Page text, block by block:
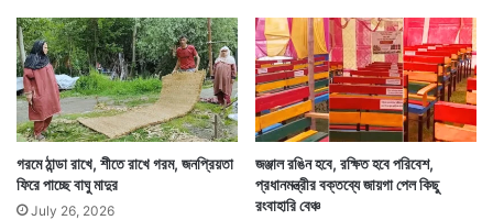
গরমে ঠান্ডা রাখে, শীতে রাখে গরম, জনপ্রিয়তা
ফিরে পাচ্ছে বাঘু মাদুর
July 26, 2026
জঞ্জাল রঙিন হবে, রক্ষিত হবে পরিবেশ,
প্রধানমন্ত্রীর বক্তব্যে জায়গা পেল কিছু
রংবাহারি বেঞ্চ